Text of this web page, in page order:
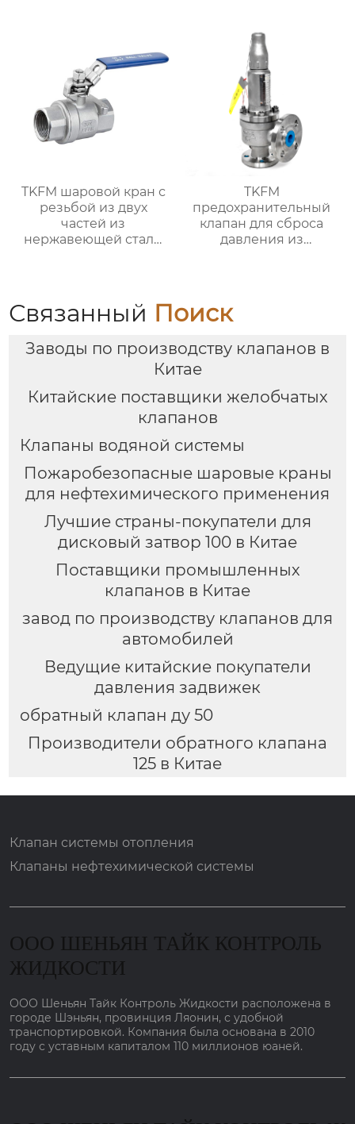
CF8 из нержавеющей
стали
TKFM шаровой кран с
резьбой из двух
частей из
нержавеющей стали
TKFM
предохранительный
клапан для сброса
давления из
Связанный Поиск
Заводы по производству клапанов в
Китае
Китайские поставщики желобчатых
клапанов
Клапаны водяной системы
Пожаробезопасные шаровые краны
для нефтехимического применения
Лучшие страны-покупатели для
дисковый затвор 100 в Китае
Поставщики промышленных
клапанов в Китае
завод по производству клапанов для
автомобилей
Ведущие китайские покупатели
давления задвижек
обратный клапан ду 50
Производители обратного клапана
125 в Китае
Клапан системы отопления
Клапаны нефтехимической системы
ООО ШЕНЬЯН ТАЙК КОНТРОЛЬ
ЖИДКОСТИ
ООО Шеньян Тайк Контроль Жидкости расположена в
городе Шэньян, провинция Ляонин, с удобной
транспортировкой. Компания была основана в 2010
году с уставным капиталом 110 миллионов юаней.